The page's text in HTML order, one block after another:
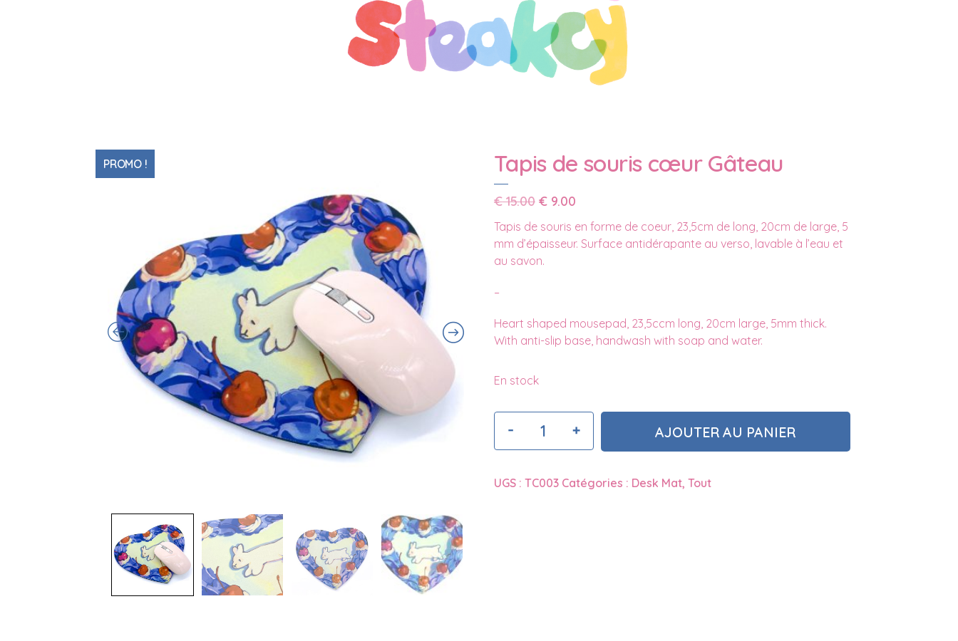
PROMO ! Tapis de souris cœur Gâteau
€15.00 Le
initial
était :
€9.00Le
prix
actuel
Tapis de souris en forme de coeur, 23,5cm de long, 20cm de large, 5
mm d’épaisseur. Surface antidérapante au verso, lavable à l’eau et
au savon.
–
Heart shaped mousepad, 23,5ccm long, 20cm large, 5mm thick.
With anti-slip base, handwash with soap and water.
En stock
Quantité AJOUTER AU PANIER
UGS : TC003 Catégories : Desk Mat, Tout